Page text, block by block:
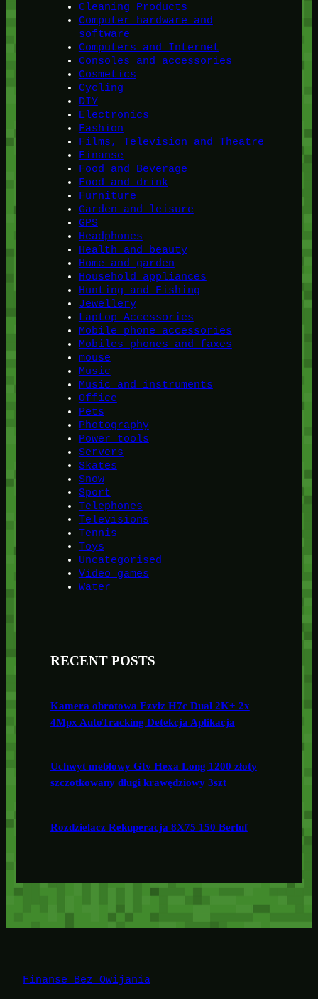
Cleaning Products
Computer hardware and
software
Computers and Internet
Consoles and accessories
Cosmetics
Cycling
DIY
Electronics
Fashion
Films, Television and Theatre
Finanse
Food and Beverage
Food and drink
Furniture
Garden and leisure
GPS
Headphones
Health and beauty
Home and garden
Household appliances
Hunting and Fishing
Jewellery
Laptop Accessories
Mobile phone accessories
Mobiles phones and faxes
mouse
Music
Music and instruments
Office
Pets
Photography
Power tools
Servers
Skates
Snow
Sport
Telephones
Televisions
Tennis
Toys
Uncategorised
Video games
Water
RECENT POSTS
Kamera obrotowa Ezviz H7c Dual 2K+ 2x
4Mpx AutoTracking Detekcja Aplikacja
Uchwyt meblowy Gtv Hexa Long 1200 złoty
szczotkowany długi krawędziowy 3szt
Rozdzielacz Rekuperacja 8X75 150 Berluf
Finanse Bez Owijania